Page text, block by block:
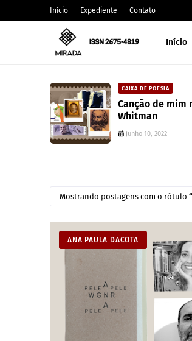
Início Expediente Contato
Início
mim mesmo | Walt
Mostrando postagens com o rótulo
ANA PAULA DACOTA